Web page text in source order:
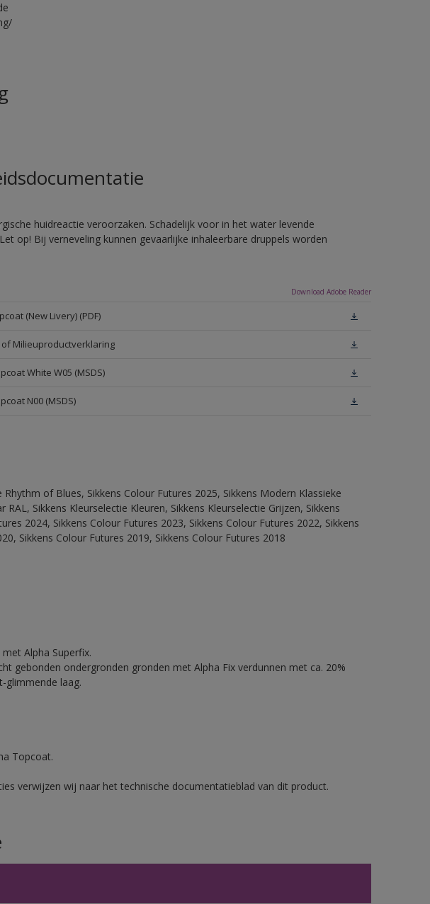
huidreactie veroorzaken. Schadelijk voor in het water levende
op! Bij verneveling kunnen gevaarlijke inhaleerbare druppels worden
Download Adobe Reader
(New Livery) (PDF)
of Milieuproductverklaring
White W05 (MSDS)
N00 (MSDS)
Rhythm of Blues, Sikkens Colour Futures 2025, Sikkens Modern Klassieke
RAL, Sikkens Kleurselectie Kleuren, Sikkens Kleurselectie Grijzen, Sikkens
2024, Sikkens Colour Futures 2023, Sikkens Colour Futures 2022, Sikkens
Sikkens Colour Futures 2019, Sikkens Colour Futures 2018
Alpha Superfix.
gebonden ondergronden gronden met Alpha Fix verdunnen met ca. 20%
glimmende laag.
Topcoat.
verwijzen wij naar het technische documentatieblad van dit product.